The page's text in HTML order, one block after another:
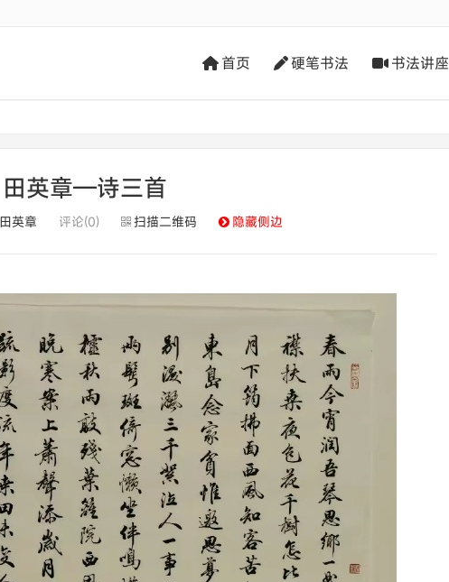
首页 硬笔书法 书法讲座
田英章—诗三首
田英章 评论(0) 扫描二维码 隐藏侧边